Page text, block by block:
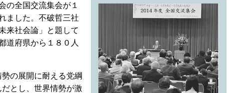
全国交流集会が１
ました。不破哲三社
来社会論」と題して
道府県から１８０人
の展開に耐える党綱
とし、世界情勢が激